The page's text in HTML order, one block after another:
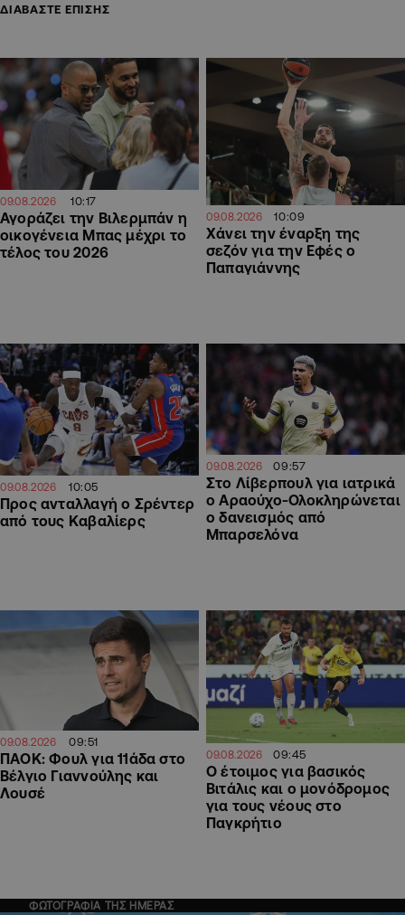
ΔΙΑΒΑΣΤΕ ΕΠΙΣΗΣ
09.08.2026 10:17
Αγοράζει την Βιλερμπάν η
οικογένεια Μπας μέχρι το
τέλος του 2026
09.08.2026 10:09
Χάνει την έναρξη της
σεζόν για την Εφές ο
Παπαγιάννης
09.08.2026 10:05
Προς ανταλλαγή ο Σρέντερ
από τους Καβαλίερς
09.08.2026 09:57
Στο Λίβερπουλ για ιατρικά
ο Αραούχο-Ολοκληρώνεται
ο δανεισμός από
Μπαρσελόνα
09.08.2026 09:51
ΠΑΟΚ: Φουλ για 11άδα στο
Βέλγιο Γιαννούλης και
Λουσέ
09.08.2026 09:45
Ο έτοιμος για βασικός
Βιτάλις και ο μονόδρομος
για τους νέους στο
Παγκρήτιο
ΦΩΤΟΓΡΑΦΙΑ ΤΗΣ ΗΜΕΡΑΣ